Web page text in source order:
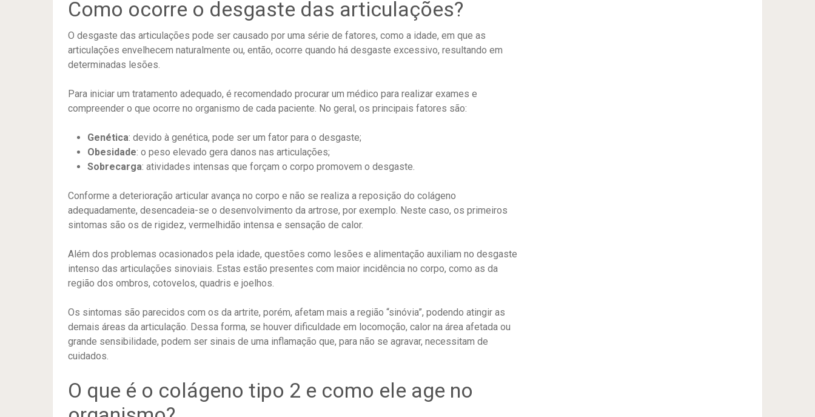
Como ocorre o desgaste das articulações?
O desgaste das articulações pode ser causado por uma série de fatores, como a idade, em que as
articulações envelhecem naturalmente ou, então, ocorre quando há desgaste excessivo, resultando em
determinadas lesões.
Para iniciar um tratamento adequado, é recomendado procurar um médico para realizar exames e
compreender o que ocorre no organismo de cada paciente. No geral, os principais fatores são:
Genética: devido à genética, pode ser um fator para o desgaste;
Obesidade: o peso elevado gera danos nas articulações;
Sobrecarga: atividades intensas que forçam o corpo promovem o desgaste.
Conforme a deterioração articular avança no corpo e não se realiza a reposição do colágeno
adequadamente, desencadeia-se o desenvolvimento da artrose, por exemplo. Neste caso, os primeiros
sintomas são os de rigidez, vermelhidão intensa e sensação de calor.
Além dos problemas ocasionados pela idade, questões como lesões e alimentação auxiliam no desgaste
intenso das articulações sinoviais. Estas estão presentes com maior incidência no corpo, como as da
região dos ombros, cotovelos, quadris e joelhos.
Os sintomas são parecidos com os da artrite, porém, afetam mais a região “sinóvia”, podendo atingir as
demais áreas da articulação. Dessa forma, se houver dificuldade em locomoção, calor na área afetada ou
grande sensibilidade, podem ser sinais de uma inflamação que, para não se agravar, necessitam de
cuidados.
O que é o colágeno tipo 2 e como ele age no